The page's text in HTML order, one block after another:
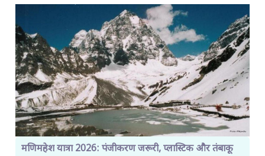
मणिमहेश यात्रा 2026: पंजीकरण जरूरी, प्लास्टिक और तंबाकू